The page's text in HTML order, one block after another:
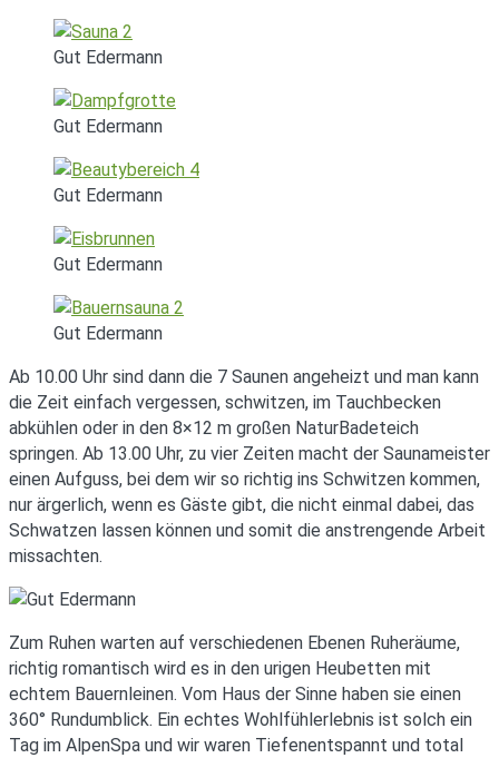
Gut Edermann
Gut Edermann
Gut Edermann
Gut Edermann
Gut Edermann
Ab 10.00 Uhr sind dann die 7 Saunen angeheizt und man kann
die Zeit einfach vergessen, schwitzen, im Tauchbecken
abkühlen oder in den 8×12 m großen NaturBadeteich
springen. Ab 13.00 Uhr, zu vier Zeiten macht der Saunameister
einen Aufguss, bei dem wir so richtig ins Schwitzen kommen,
nur ärgerlich, wenn es Gäste gibt, die nicht einmal dabei, das
Schwatzen lassen können und somit die anstrengende Arbeit
missachten.
Zum Ruhen warten auf verschiedenen Ebenen Ruheräume,
richtig romantisch wird es in den urigen Heubetten mit
echtem Bauernleinen. Vom Haus der Sinne haben sie einen
360° Rundumblick. Ein echtes Wohlfühlerlebnis ist solch ein
Tag im AlpenSpa und wir waren Tiefenentspannt und total